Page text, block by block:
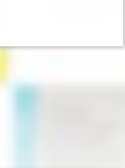
Księga